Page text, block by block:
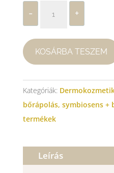
-
Plus
mennyiség
+
KOSÁRBA TESZEM
Kategóriák:
bőrápolás, symbiosens +
termékek
Leírás